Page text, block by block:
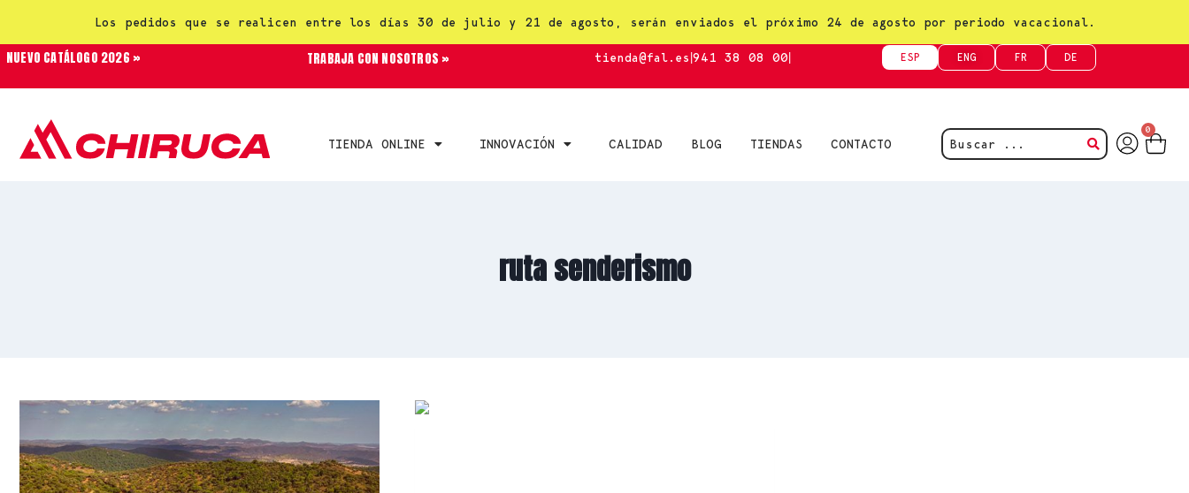
Los pedidos que se realicen entre los días 30 de julio y 21 de agosto, serán enviados el próximo 24 de agosto por periodo vacacional.
NUEVO CATÁLOGO 2026 » TRABAJA CON NOSOTROS » tienda@fal.es 941 38 08 00 ESP ENG FR DE
TIENDA ONLINE INNOVACIÓN CALIDAD BLOG TIENDAS CONTACTO
0
ruta senderismo